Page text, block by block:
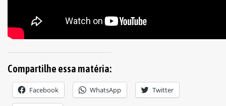
Compartilhe essa matéria:
Facebook WhatsApp Twitter